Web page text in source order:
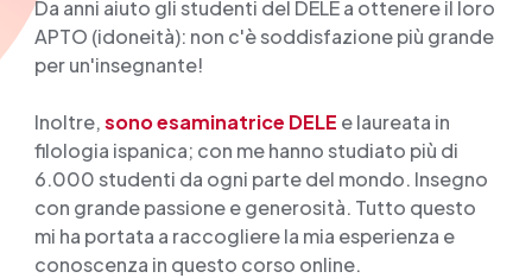
Da anni aiuto gli studenti del DELE a ottenere il loro
APTO (idoneità): non c'è soddisfazione più grande
per un'insegnante!
Inoltre,sono esaminatrice DELE e laureata in
filologia ispanica; con me hanno studiato più di
6.000 studenti da ogni parte del mondo. Insegno
con grande passione e generosità. Tutto questo
mi ha portata a raccogliere la mia esperienza e
conoscenza in questo corso online.